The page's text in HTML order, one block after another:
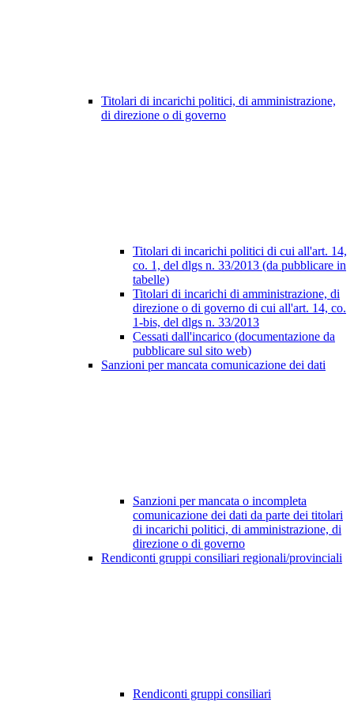
Titolari di incarichi politici, di amministrazione,
di direzione o di governo
Titolari di incarichi politici di cui all'art. 14,
co. 1, del dlgs n. 33/2013 (da pubblicare in
tabelle)
Titolari di incarichi di amministrazione, di
direzione o di governo di cui all'art. 14, co.
1-bis, del dlgs n. 33/2013
Cessati dall'incarico (documentazione da
pubblicare sul sito web)
Sanzioni per mancata comunicazione dei dati
Sanzioni per mancata o incompleta
comunicazione dei dati da parte dei titolari
di incarichi politici, di amministrazione, di
direzione o di governo
Rendiconti gruppi consiliari regionali/provinciali
Rendiconti gruppi consiliari